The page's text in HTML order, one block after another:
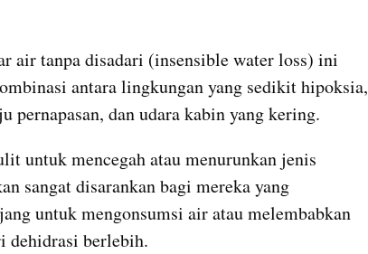
air tanpa disadari (insensible water loss) ini
antara lingkungan yang sedikit hipoksia,
pernapasan, dan udara kabin yang kering.
untuk mencegah atau menurunkan jenis
sangat disarankan bagi mereka yang
untuk mengonsumsi air atau melembabkan
dehidrasi berlebih.